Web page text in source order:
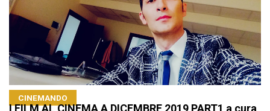
CINEMANDO
I FILM AL CINEMA A DICEMBRE 2019 PART1 a cura